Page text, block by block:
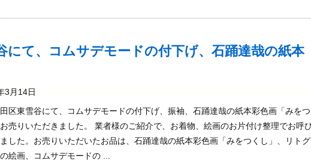
にて、コムサデモードの付下げ、石踊達哉の紙本
3月14日
区東雪谷にて、コムサデモードの付下げ、振袖、石踊達哉の紙本彩色画「みをつ
売りいただきました。 業者様のご紹介で、お着物、絵画のお片付け整理でお呼
した。お売りいただいたお品は、石踊達哉の紙本彩色画「みをつくし」、リトグ
絵画、コムサデモードの ...